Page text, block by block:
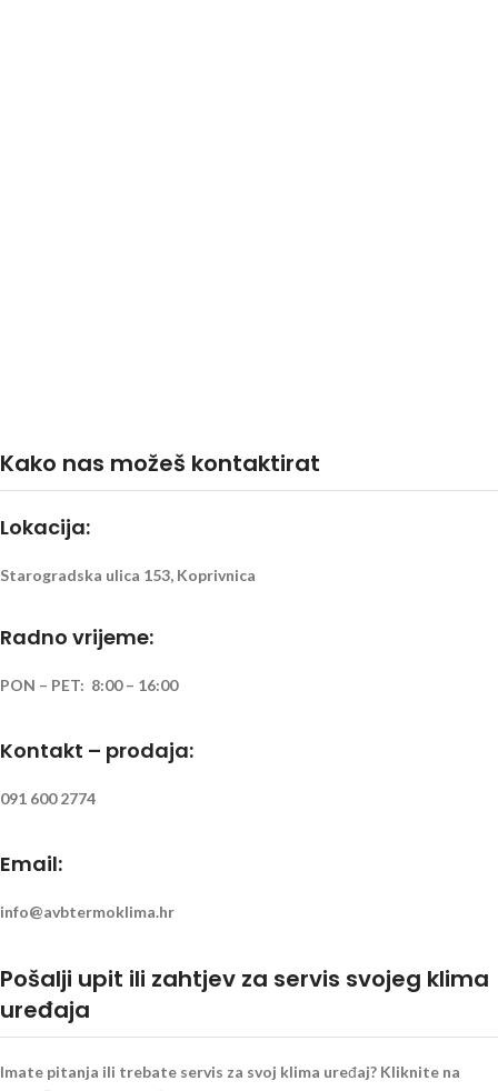
Kako nas možeš kontaktirat
Lokacija:
Starogradska ulica 153, Koprivnica
Radno vrijeme:
PON – PET: 8:00 – 16:00
Kontakt – prodaja:
091 600 2774
Email:
info@avbtermoklima.hr
Pošalji upit ili zahtjev za servis svojeg klima
uređaja
Imate pitanja ili trebate servis za svoj klima uređaj? Kliknite na